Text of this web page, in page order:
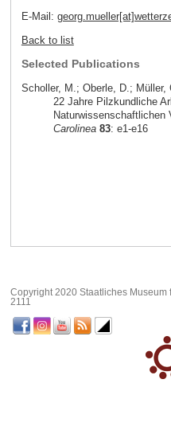
E-Mail:
Back to list
Selected Publications
Scholler, M.; Oberle, D.; Müller,
22 Jahre Pilzkundliche
Naturwissenschaftlichen
Carolinea 83: e1-e16
Copyright 2020 Staatliches Museum
2111